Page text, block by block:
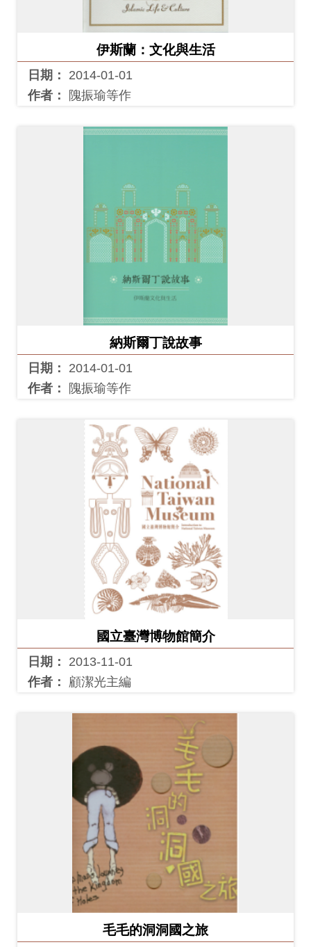
伊斯蘭：文化與生活
日期：
2014-01-01
作者：
隗振瑜等作
納斯爾丁說故事
日期：
2014-01-01
作者：
隗振瑜等作
國立臺灣博物館簡介
日期：
2013-11-01
作者：
顧潔光主編
毛毛的洞洞國之旅